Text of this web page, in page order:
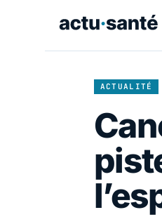
ACTUALITÉ